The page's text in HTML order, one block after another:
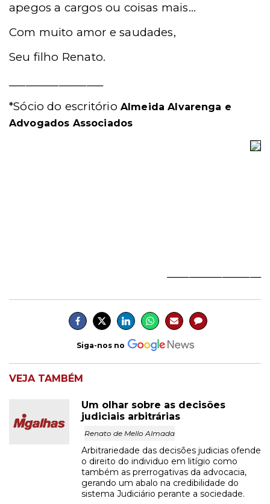
apegos a cargos ou coisas mais...
Com muito amor e saudades,
Seu filho Renato.
*Sócio do escritório Almeida Alvarenga e
Advogados Associados
Siga-nos no
VEJA TAMBÉM
Um olhar sobre as decisões
judiciais arbitrárias
Renato de Mello Almada
Arbitrariedade das decisões judicias ofende
o direito do individuo em litígio como
também as prerrogativas da advocacia,
gerando um abalo na credibilidade do
sistema Judiciário perante a sociedade.